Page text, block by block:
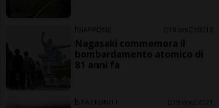
GIAPPONE 19 ore 10 13
Nagasaki commemora il
bombardamento atomico di
81 anni fa
STATI UNITI 19 ore 7 71